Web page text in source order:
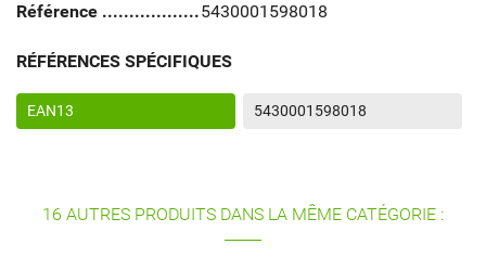
Référence
5430001598018
RÉFÉRENCES SPÉCIFIQUES
EAN13 5430001598018
16 AUTRES PRODUITS DANS LA MÊME CATÉGORIE :